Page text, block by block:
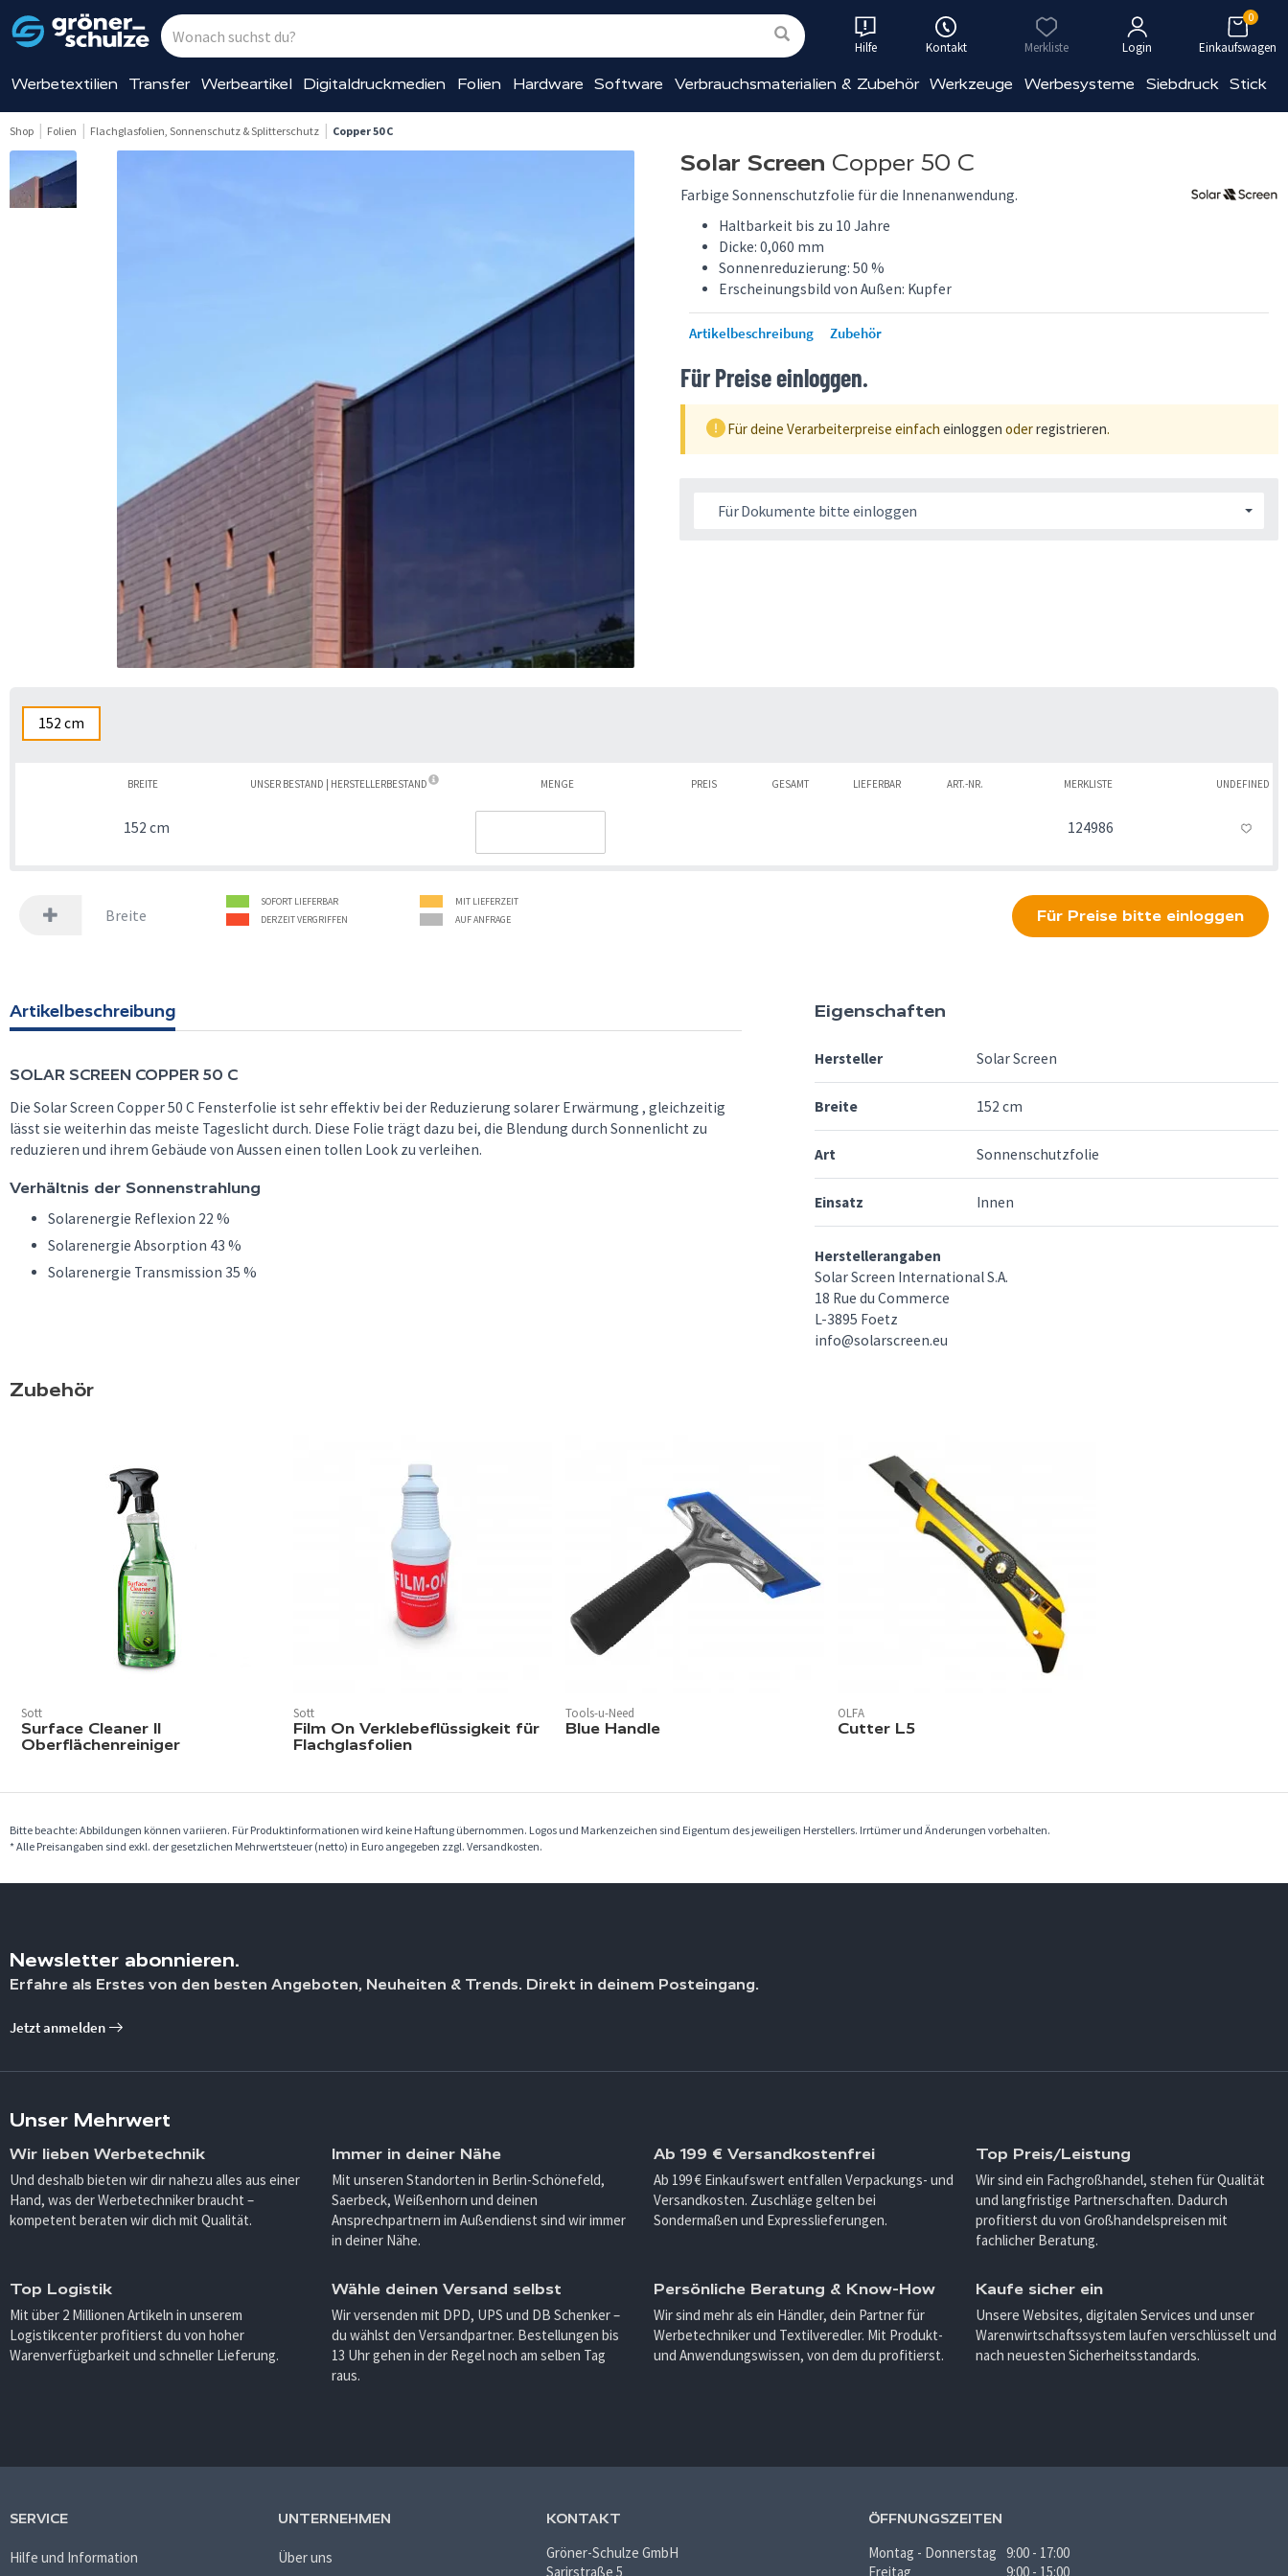
Hilfe Kontakt Merkliste Login Einkaufswagen
0
Werbetextilien Transfer Werbeartikel Digitaldruckmedien Folien Hardware Software Verbrauchsmaterialien & Zubehör Werkzeuge Werbesysteme Siebdruck Stick
Shop Folien Flachglasfolien, Sonnenschutz & Splitterschutz Copper 50 C
Solar Screen Copper 50 C
Farbige Sonnenschutzfolie für die Innenanwendung.
Haltbarkeit bis zu 10 Jahre
Dicke: 0,060 mm
Sonnenreduzierung: 50 %
Erscheinungsbild von Außen: Kupfer
Artikelbeschreibung Zubehör
Für Preise einloggen.
Für deine Verarbeiterpreise einfach einloggen oderregistrieren.
Für Dokumente bitte einloggen
152 cm
BREITE
152 cm
UNSER BESTAND | HERSTELLERBESTAND MENGE PREIS GESAMT LIEFERBAR ART.-NR. MERKLISTE
124986
UNDEFINED
Breite
SOFORT LIEFERBAR
MIT LIEFERZEIT
DERZEIT VERGRIFFEN
AUF ANFRAGE Für Preise bitte einloggen
Artikelbeschreibung
SOLAR SCREEN COPPER 50 C
Die Solar Screen Copper 50 C Fensterfolie ist sehr effektiv bei der Reduzierung solarer Erwärmung , gleichzeitig
lässt sie weiterhin das meiste Tageslicht durch. Diese Folie trägt dazu bei, die Blendung durch Sonnenlicht zu
reduzieren und ihrem Gebäude von Aussen einen tollen Look zu verleihen.
Verhältnis der Sonnenstrahlung
Solarenergie Reflexion 22 %
Solarenergie Absorption 43 %
Solarenergie Transmission 35 %
Eigenschaften
Hersteller Solar Screen
Breite 152 cm
Art Sonnenschutzfolie
Einsatz Innen
Herstellerangaben
Solar Screen International S.A.
18 Rue du Commerce
L-3895 Foetz
info@solarscreen.eu
Zubehör
Sott
Surface Cleaner II
Oberflächenreiniger
Sott
Film On Verklebeflüssigkeit für
Flachglasfolien
Tools-u-Need
Blue Handle
OLFA
Cutter L5
Bitte beachte: Abbildungen können variieren. Für Produktinformationen wird keine Haftung übernommen. Logos und Markenzeichen sind Eigentum des jeweiligen Herstellers. Irrtümer und Änderungen vorbehalten.
* Alle Preisangaben sind exkl. der gesetzlichen Mehrwertsteuer (netto) in Euro angegeben zzgl. Versandkosten.
Newsletter abonnieren.
Erfahre als Erstes von den besten Angeboten, Neuheiten & Trends. Direkt in deinem Posteingang.
Jetzt anmelden
Unser Mehrwert
Wir lieben Werbetechnik
Und deshalb bieten wir dir nahezu alles aus einer
Hand, was der Werbetechniker braucht –
kompetent beraten wir dich mit Qualität.
Immer in deiner Nähe
Mit unseren Standorten in Berlin-Schönefeld,
Saerbeck, Weißenhorn und deinen
Ansprechpartnern im Außendienst sind wir immer
in deiner Nähe.
Ab 199 € Versandkostenfrei
Ab 199 € Einkaufswert entfallen Verpackungs- und
Versandkosten. Zuschläge gelten bei
Sondermaßen und Expresslieferungen.
Top Preis/Leistung
Wir sind ein Fachgroßhandel, stehen für Qualität
und langfristige Partnerschaften. Dadurch
profitierst du von Großhandelspreisen mit
fachlicher Beratung.
Top Logistik
Mit über 2 Millionen Artikeln in unserem
Logistikcenter profitierst du von hoher
Warenverfügbarkeit und schneller Lieferung.
Wähle deinen Versand selbst
Wir versenden mit DPD, UPS und DB Schenker –
du wählst den Versandpartner. Bestellungen bis
13 Uhr gehen in der Regel noch am selben Tag
raus.
Persönliche Beratung & Know-How
Wir sind mehr als ein Händler, dein Partner für
Werbetechniker und Textilveredler. Mit Produkt-
und Anwendungswissen, von dem du profitierst.
Kaufe sicher ein
Unsere Websites, digitalen Services und unser
Warenwirtschaftssystem laufen verschlüsselt und
nach neuesten Sicherheitsstandards.
SERVICE
Hilfe und Information
UNTERNEHMEN
Über uns
KONTAKT
Gröner-Schulze GmbH
Sarirstraße 5
ÖFFNUNGSZEITEN
Montag - Donnerstag 9:00 - 17:00
Freitag
9:00 - 15:00